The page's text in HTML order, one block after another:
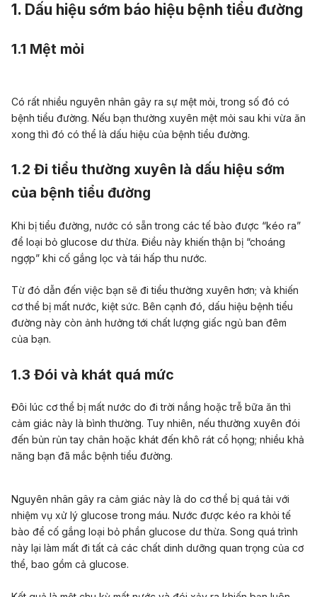
1. Dấu hiệu sớm báo hiệu bệnh tiểu đường
1.1 Mệt mỏi
Có rất nhiều nguyên nhân gây ra sự mệt mỏi , trong số đó có
bệnh tiểu đường. Nếu bạn thường xuyên mệt mỏi sau khi vừa ăn
xong thì đó có thể là dấu hiệu của bệnh tiểu đường.
1.2 Đi tiểu thường xuyên là dấu hiệu sớm
của bệnh tiểu đường
Khi bị tiểu đường, nước có sẵn trong các tế bào được “kéo ra”
để loại bỏ glucose dư thừa. Điều này khiến thận bị “choáng
ngợp” khi cố gắng lọc và tái hấp thu nước.
Từ đó dẫn đến việc bạn sẽ đi tiểu thường xuyên hơn; và khiến
cơ thể bị mất nước, kiệt sức. Bên cạnh đó, dấu hiệu bệnh tiểu
đường này còn ảnh hưởng tới chất lượng giấc ngủ ban đêm
của bạn.
1.3 Đói và khát quá mức
Đôi lúc cơ thể bị mất nước do đi trời nắng hoặc trễ bữa ăn thì
cảm giác này là bình thường. Tuy nhiên, nếu thường xuyên đói
đến bủn rủn tay chân hoặc khát đến khô rát cổ họng; nhiều khả
năng bạn đã mắc bệnh tiểu đường.
Nguyên nhân gây ra cảm giác này là do cơ thể bị quá tải với
nhiệm vụ xử lý glucose trong máu. Nước được kéo ra khỏi tế
bào để cố gắng loại bỏ phần glucose dư thừa. Song quá trình
này lại làm mất đi tất cả các chất dinh dưỡng quan trọng của cơ
thể, bao gồm cả glucose.